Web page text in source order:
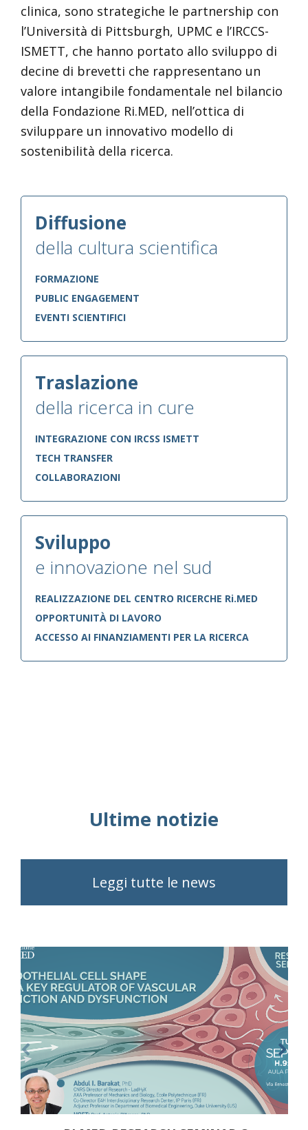
clinica, sono strategiche le partnership con
l’Università di Pittsburgh, UPMC e l’IRCCS-
ISMETT, che hanno portato allo sviluppo di
decine di brevetti che rappresentano un
valore intangibile fondamentale nel bilancio
della Fondazione Ri.MED, nell’ottica di
sviluppare un innovativo modello di
sostenibilità della ricerca.
Diffusione
della cultura scientifica
FORMAZIONE
PUBLIC ENGAGEMENT
EVENTI SCIENTIFICI
Traslazione
della ricerca in cure
INTEGRAZIONE CON IRCSS ISMETT
TECH TRANSFER
COLLABORAZIONI
Sviluppo
e innovazione nel sud
REALIZZAZIONE DEL CENTRO RICERCHE Ri.MED
OPPORTUNITÀ DI LAVORO
ACCESSO AI FINANZIAMENTI PER LA RICERCA
Ultime notizie
Leggi tutte le news